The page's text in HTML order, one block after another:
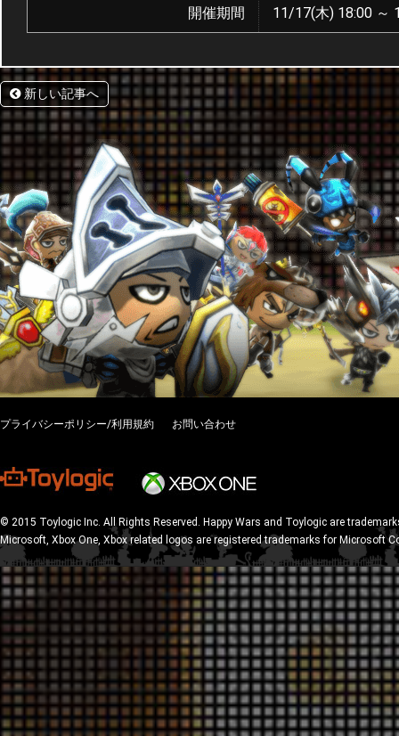
開催期間 11/17(木) 18:00 ～
新しい記事へ
プライバシーポリシー/利用規約 お問い合わせ
© 2015 Toylogic Inc. All Rights Reserved. Happy Wars and Toylogic are
Microsoft, Xbox One, Xbox related logos are registered trademarks for Microsoft